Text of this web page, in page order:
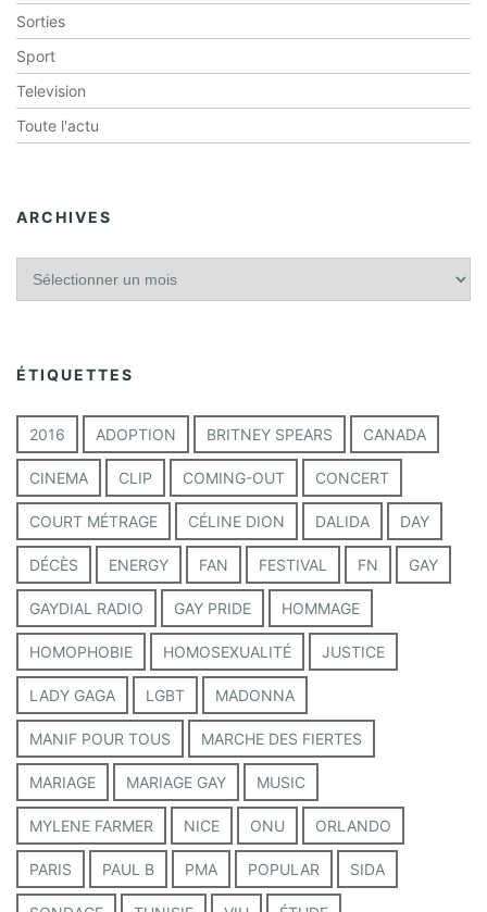
Sorties
Sport
Television
Toute l'actu
ARCHIVES
v
ÉTIQUETTES
2016 ADOPTION BRITNEY SPEARS CANADA
CINEMA CLIP COMING-OUT CONCERT
COURT MÉTRAGE CÉLINE DION DALIDA DAY
DÉCÈS ENERGY FAN FESTIVAL FN GAY
GAYDIAL RADIO GAY PRIDE HOMMAGE
HOMOPHOBIE HOMOSEXUALITÉ JUSTICE
LADY GAGA LGBT MADONNA
MANIF POUR TOUS MARCHE DES FIERTES
MARIAGE MARIAGE GAY MUSIC
MYLENE FARMER NICE ONU ORLANDO
PARIS PAUL B PMA POPULAR SIDA